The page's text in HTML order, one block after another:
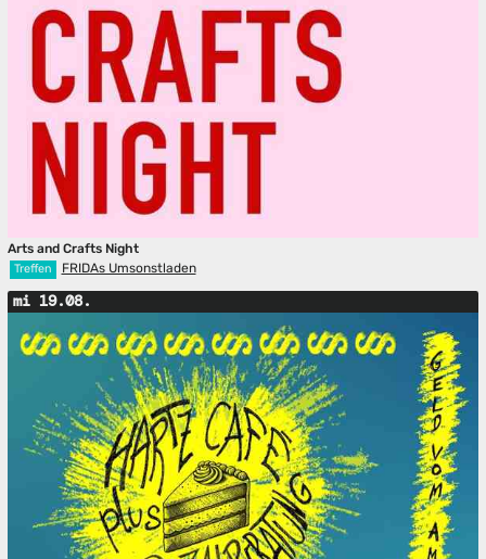
Arts and Crafts Night
Treffen FRIDAs Umsonstladen
mi 19.08.